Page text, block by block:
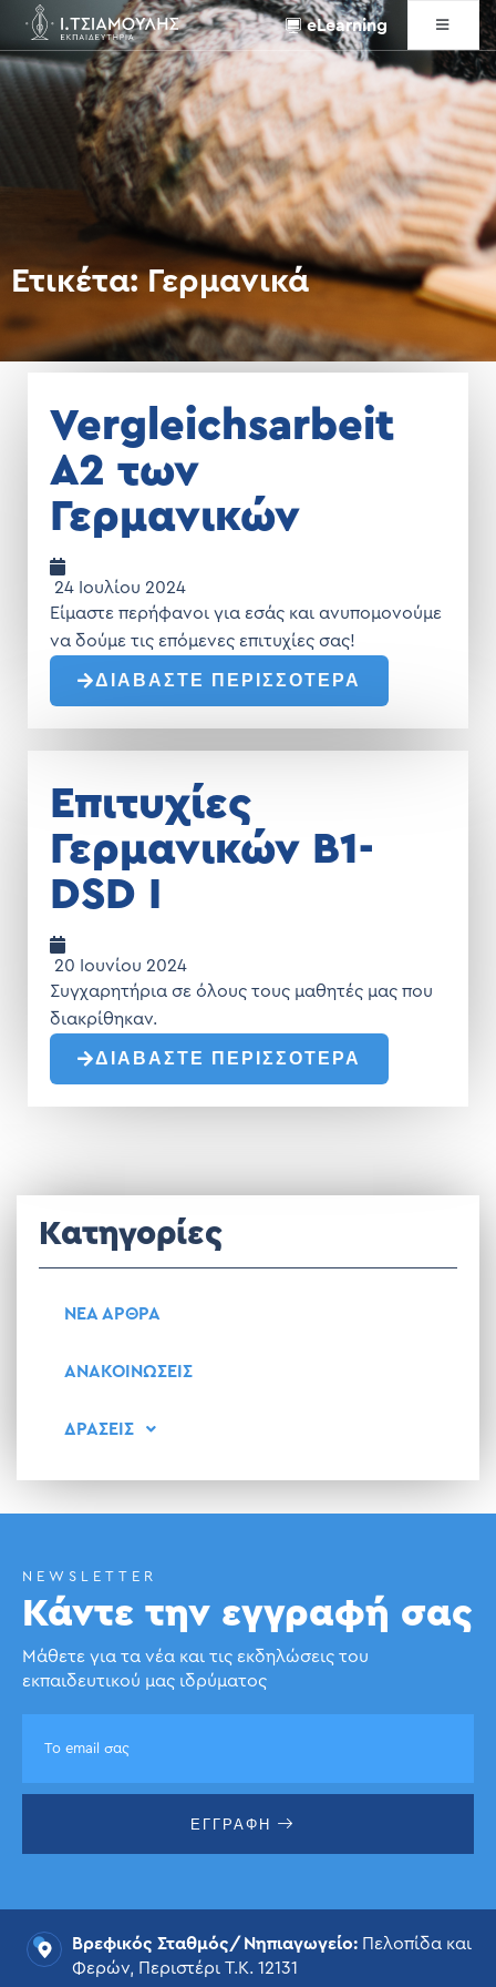
eLearning
Ετικέτα:Γερμανικά
Vergleichsarbeit
Α2 των
Γερμανικών
24 Ιουλίου 2024
Είμαστε περήφανοι για εσάς και ανυπομονούμε
να δούμε τις επόμενες επιτυχίες σας!
ΔΙΑΒΑΣΤΕ ΠΕΡΙΣΣΟΤΕΡΑ
Επιτυχίες
Γερμανικών Β1-
DSD I
20 Ιουνίου 2024
Συγχαρητήρια σε όλους τους μαθητές μας που
διακρίθηκαν.
ΔΙΑΒΑΣΤΕ ΠΕΡΙΣΣΟΤΕΡΑ
Κατηγορίες
ΝΕΑ ΑΡΘΡΑ
ΑΝΑΚΟΙΝΩΣΕΙΣ
ΔΡΑΣΕΙΣ
NEWSLETTER
Κάντε την εγγραφή σας
Μάθετε για τα νέα και τις εκδηλώσεις του
εκπαιδευτικού μας ιδρύματος
ΕΓΓΡΑΦΗ
Βρεφικός Σταθμός/Νηπιαγωγείο: Πελοπίδα και
Φερών, Περιστέρι Τ.Κ. 12131